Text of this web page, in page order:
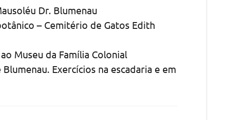
Dr. Blumenau
– Cemitério de Gatos Edith
Museu da Família Colonial
Exercícios na escadaria e em